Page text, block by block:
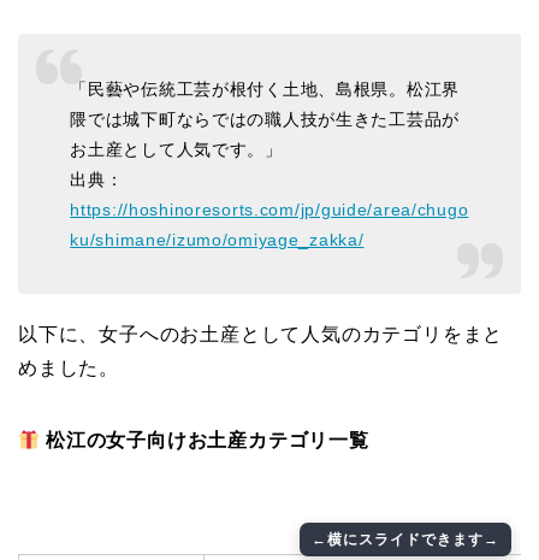
「民藝や伝統工芸が根付く土地、島根県。松江界
隈では城下町ならではの職人技が生きた工芸品が
お土産として人気です。」
出典：
https://hoshinoresorts.com/jp/guide/area/chugo
ku/shimane/izumo/omiyage_zakka/
以下に、女子へのお土産として人気のカテゴリをまと
めました。
松江の女子向けお土産カテゴリ一覧